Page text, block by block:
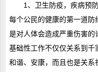
1、卫生防疫，疾病预
每个公民的健康的第一道防
是对人体会造成严重伤害
基础性工作不仅仅关系到千
和谐、安康，而且也是关系